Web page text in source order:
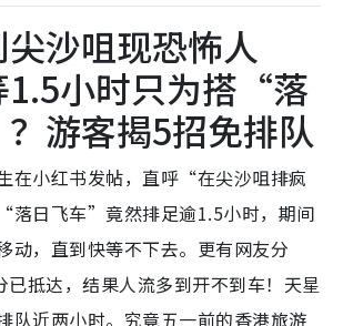
沙咀现恐怖人
1.5小时只为搭“落
游客揭5招免排队
在小红书发帖，直呼“在尖沙咀排疯
日飞车”竟然排足逾1.5小时，期间
动，直到快等不下去。更有网友分
已抵达，结果人流多到开不到车！天星
队近两小时。究竟五一前的香港旅游